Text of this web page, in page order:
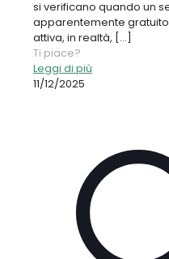
si verificano quando un
apparentemente
attiva, in realtà, […]
Ti piace?
Leggi di più
11/12/2025